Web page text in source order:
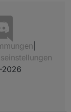
2026